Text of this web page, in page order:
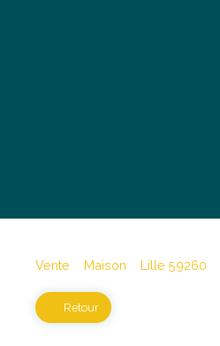
Vente Maison Lille 59260
Retour